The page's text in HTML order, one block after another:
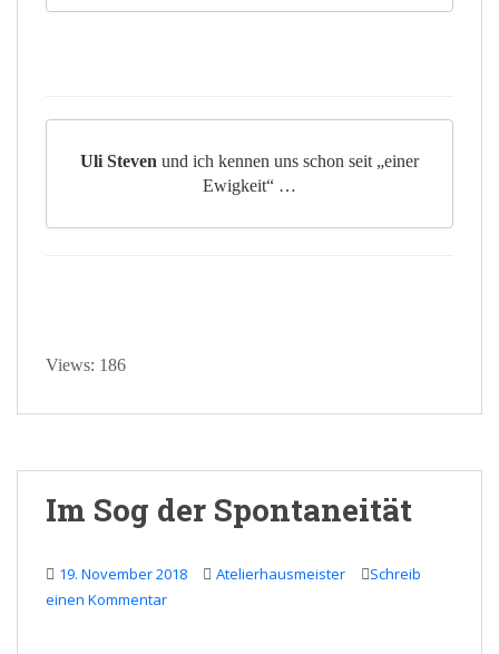
Uli Steven und ich kennen uns schon seit „einer
Ewigkeit“ …
Views: 186
Im Sog der Spontaneität
19. November 2018 Atelierhausmeister
Schreib
einen Kommentar